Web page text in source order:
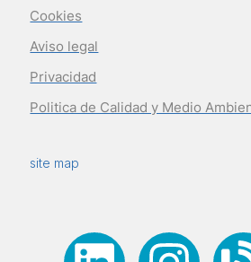
Cookies
Aviso legal
Privacidad
Politica de Calidad y Medio
site map